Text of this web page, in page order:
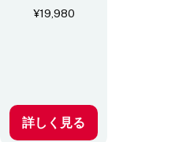
¥19,980
詳しく見る